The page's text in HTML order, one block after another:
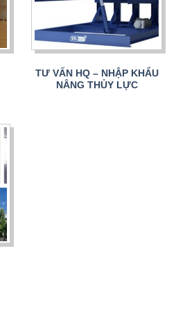
TƯ VẤN HQ – NHẬP KHẨU
NÂNG THỦY LỰC